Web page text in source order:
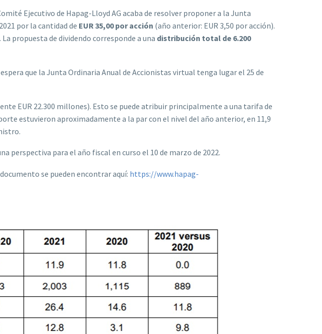
Ejecutivo de Hapag-Lloyd AG acaba de resolver proponer a la Junta
por la cantidad de EUR 35,00 por acción (año anterior: EUR 3,50 por acción).
propuesta de dividendo corresponde a una distribución total de 6.200
que la Junta Ordinaria Anual de Accionistas virtual tenga lugar el 25 de
EUR 22.300 millones). Esto se puede atribuir principalmente a una tarifa de
estuvieron aproximadamente a la par con el nivel del año anterior, en 11,9
perspectiva para el año fiscal en curso el 10 de marzo de 2022.
se pueden encontrar aquí: https://www.hapag-